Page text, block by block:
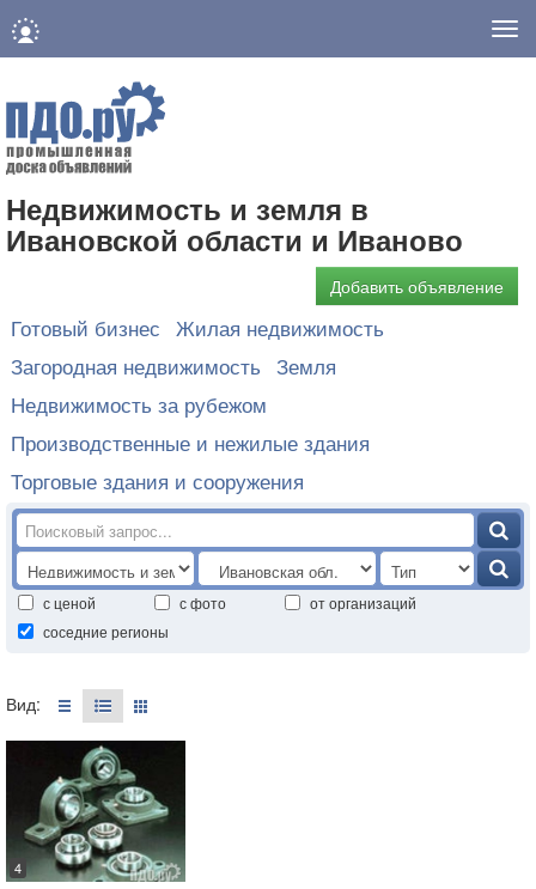
Недвижимость и земля в
Ивановской области и Иваново
Добавить объявление
Готовый бизнес Жилая недвижимость
Загородная недвижимость Земля
Недвижимость за рубежом
Производственные и нежилые здания
Торговые здания и сооружения
с ценой с фото
от организаций
соседние регионы
Вид:
4